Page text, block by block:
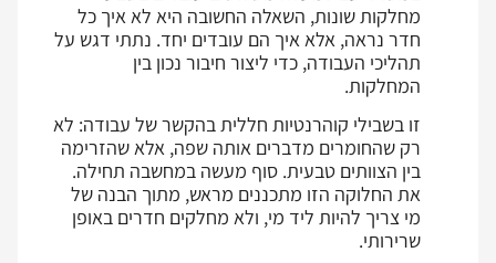
מחלקות שונות, השאלה החשובה היא לא איך כל
חדר נראה, אלא איך הם עובדים יחד. נתתי דגש על
תהליכי העבודה, כדי ליצור חיבור נכון בין
המחלקות.
זו בשבילי קוהרנטיות חללית בהקשר של עבודה: לא
רק שהחומרים מדברים אותה שפה, אלא שהזרימה
בין הצוותים טבעית. סוף מעשה במחשבה תחילה.
את החלוקה הזו מתכננים מראש, מתוך הבנה של
מי צריך להיות ליד מי, ולא מחלקים חדרים באופן
שרירותי.